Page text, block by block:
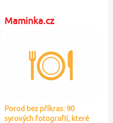
Maminka.cz
Porod bez příkras: 90
syrových fotografií, které